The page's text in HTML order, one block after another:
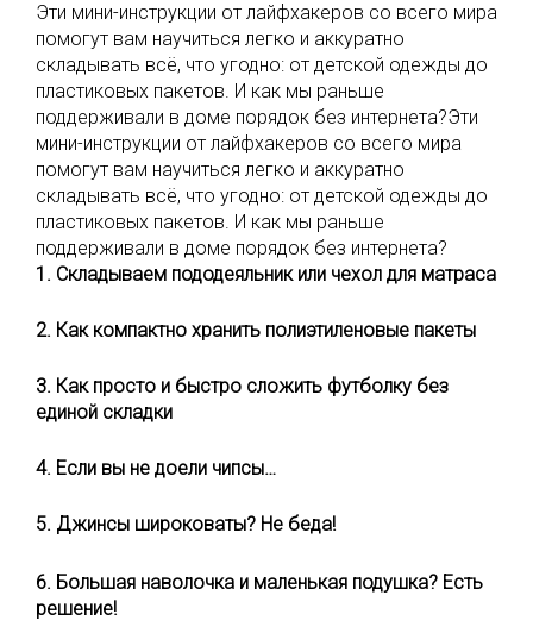
Эти мини-инструкции от лайфхакеров со всего мира
помогут вам научиться легко и аккуратно
складывать всё, что угодно: от детской одежды до
пластиковых пакетов. И как мы раньше
поддерживали в доме порядок без интернета?Эти
мини-инструкции от лайфхакеров со всего мира
помогут вам научиться легко и аккуратно
складывать всё, что угодно: от детской одежды до
пластиковых пакетов. И как мы раньше
поддерживали в доме порядок без интернета?
1. Складываем пододеяльник или чехол для матраса
2. Как компактно хранить полиэтиленовые пакеты
3. Как просто и быстро сложить футболку без
единой складки
4. Если вы не доели чипсы…
5. Джинсы широковаты? Не беда!
6. Большая наволочка и маленькая подушка? Есть
решение!